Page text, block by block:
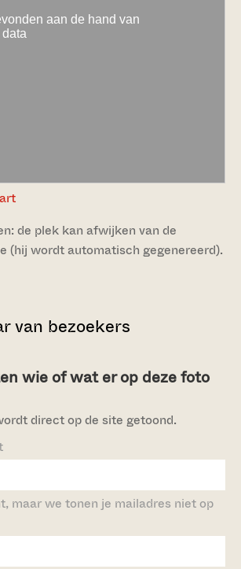
de plek kan afwijken van de
(hij wordt automatisch gegenereerd).
van bezoekers
wie of wat er op deze foto
direct op de site getoond.
maar we tonen je mailadres niet op